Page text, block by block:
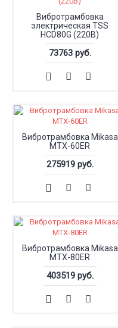
Вибротрамбовка
электрическая TSS
HCD80G (220В)
73763 руб.
Вибротрамбовка Mikasa
MTX-60ER
275919 руб.
Вибротрамбовка Mikasa
MTX-80ER
403519 руб.